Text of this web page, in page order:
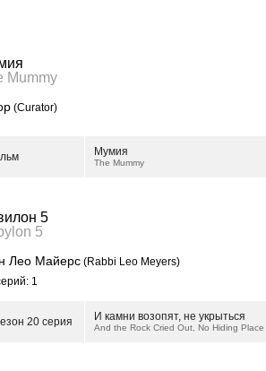
Mummy
(Curator)
Мумия
The Mummy
5
5
Лео Майерс (Rabbi Leo Meyers)
1
20 серия И камни возопят, не укрыться
And the Rock Cried Out, No Hiding Place